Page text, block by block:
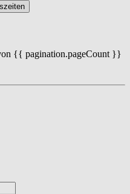
{{ pagination.pageCount }}